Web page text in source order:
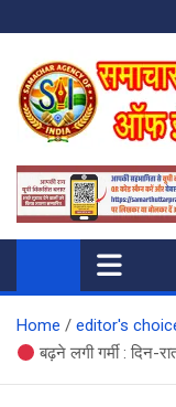
to
content
My WordPress Blog
Home
editor's
बढ़ने लगी गर्मी : दिन-